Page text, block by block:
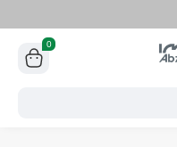
0